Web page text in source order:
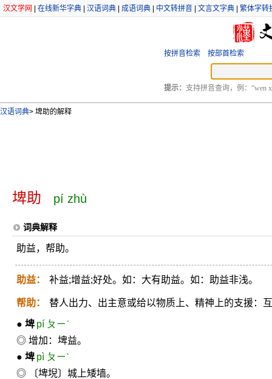
汉文学网 在线新华字典 汉语词典 成语词典 中文转拼音 文言文字典 繁体字转
按拼音检索 按部首检索
提示： 支持拼音查询，例：“wen
汉语词典> 埤助的解释
埤助 pí zhù
词典解释
助益，帮助。
助益： 补益;增益;好处。如：大有助益。如：助益非浅。
帮助： 替人出力、出主意或给以物质上、精神上的支援：
● 埤 pí ㄆㄧˊ
◎ 增加：埤益。
● 埤 pì ㄆㄧˋ
◎ 〔埤堄〕城上矮墙。